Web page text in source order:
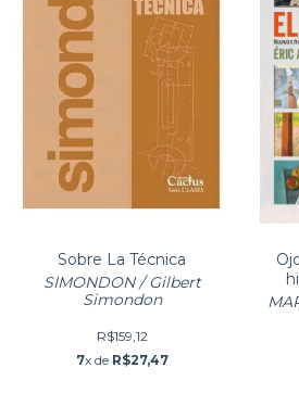
Sobre La Técnica
SIMONDON / Gilbert
Simondon
R$159,12
7x de R$27,47